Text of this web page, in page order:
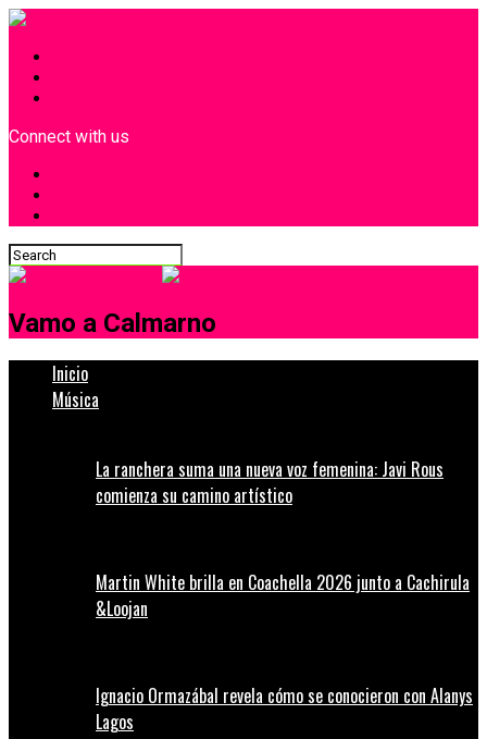
Connect with us
Vamo a Calmarno
Inicio
Música
La ranchera suma una nueva voz femenina: Javi Rous
comienza su camino artístico
Martin White brilla en Coachella 2026 junto a Cachirula
&Loojan
Ignacio Ormazábal revela cómo se conocieron con Alanys
Lagos